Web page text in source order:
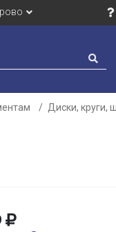
Диски, круги,